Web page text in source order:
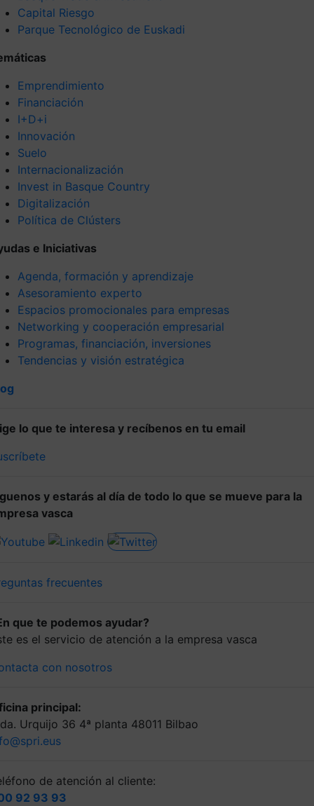
Capital Riesgo
Parque Tecnológico de Euskadi
Emprendimiento
Financiación
I+D+i
Innovación
Suelo
Internacionalización
Invest in Basque Country
Digitalización
Política de Clústers
e Iniciativas
Agenda, formación y aprendizaje
Asesoramiento experto
Espacios promocionales para empresas
Networking y cooperación empresarial
Programas, financiación, inversiones
Tendencias y visión estratégica
lo que te interesa y recíbenos en tu email
y estarás al día de todo lo que se mueve para la
vasca
frecuentes
que te podemos ayudar?
es el servicio de atención a la empresa vasca
con nosotros
principal:
Urquijo 36 4ª planta 48011 Bilbao
de atención al cliente:
92 93 93